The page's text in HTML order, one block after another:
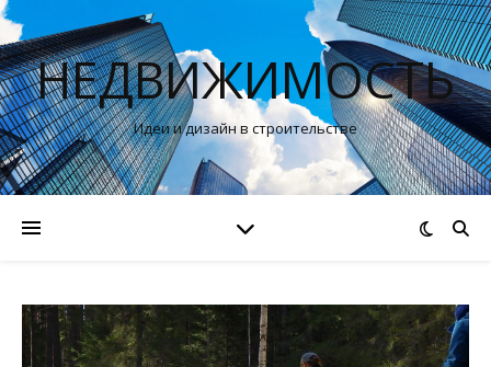
НЕДВИЖИМОСТЬ
Идеи и дизайн в строительстве